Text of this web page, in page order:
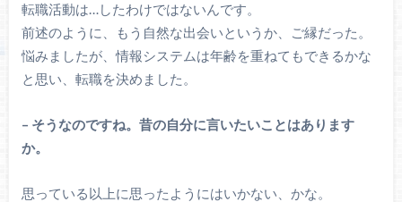
転職活動は…したわけではないんです。
前述のように、もう自然な出会いというか、ご縁だった。
悩みましたが、情報システムは年齢を重ねてもできるかな
と思い、転職を決めました。
– そうなのですね。昔の自分に言いたいことはあります
か。
思っている以上に思ったようにはいかない、かな。